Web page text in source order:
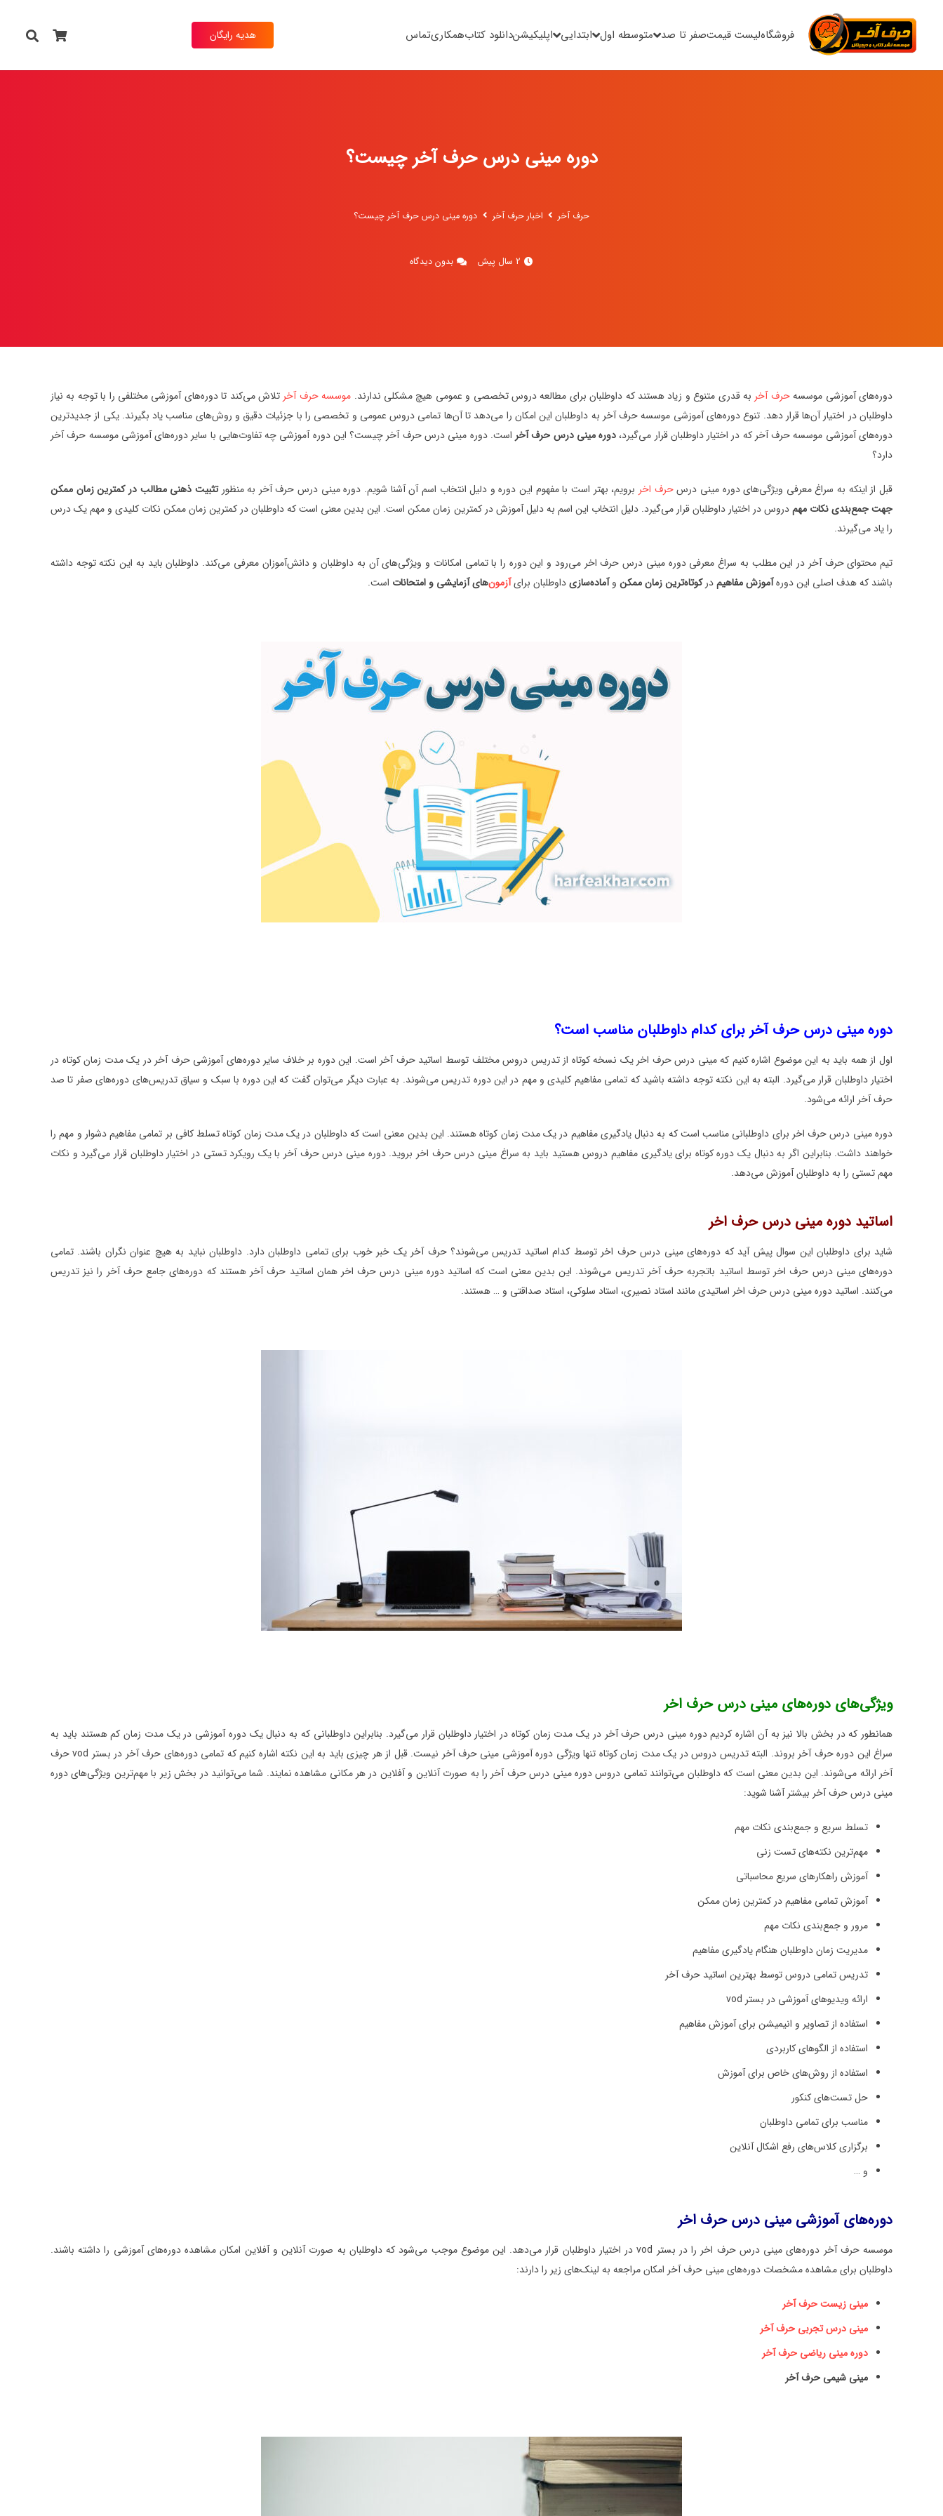
فروشگاهلیست قیمتصفر تا صد متوسطه اول ابتدایی اپلیکیشندانلود کتابهمکاریتماس هدیه رایگان
دوره مینی درس حرف آخر چیست؟
حرف آخر اخبار حرف آخر دوره مینی درس حرف آخر چیست؟
2 سال پیش بدون دیدگاه
دوره‌های آموزشی موسسهحرف آخر به قدری متنوع و زیاد هستند که داوطلبان برای مطالعه دروس تخصصی و عمومی هیچ مشکلی ندارند. موسسه حرف آخر تلاش می‌کند تا دوره‌های آموزشی مختلفی را با توجه به نیاز
داوطلبان در اختیار آن‌ها قرار دهد. تنوع دوره‌های آموزشی موسسه حرف آخر به داوطلبان این امکان را می‌دهد تا آن‌ها تمامی دروس عمومی و تخصصی را با جزئیات دقیق و روش‌های مناسب یاد بگیرند. یکی از جدیدترین
دوره‌های آموزشی موسسه حرف آخر که در اختیار داوطلبان قرار می‌گیرد،دوره مینی درس حرف آخر است. دوره مینی درس حرف آخر چیست؟ این دوره آموزشی چه تفاوت‌هایی با سایر دوره‌های آموزشی موسسه حرف آخر
دارد؟
قبل از اینکه به سراغ معرفی ویژگی‌های دوره مینی درسحرف اخر برویم، بهتر است با مفهوم این دوره و دلیل انتخاب اسم آن آشنا شویم. دوره مینی درس حرف آخر به منظورتثبیت ذهنی مطالب در کمترین زمان ممکن
جهت جمع‌بندی نکات مهمدروس در اختیار داوطلبان قرار می‌گیرد. دلیل انتخاب این اسم به دلیل آموزش در کمترین زمان ممکن است. این بدین معنی است که داوطلبان در کمترین زمان ممکن نکات کلیدی و مهم یک درس
را یاد می‌گیرند.
تیم محتوای حرف آخر در این مطلب به سراغ معرفی دوره مینی درس حرف اخر می‌رود و این دوره را با تمامی امکانات و ویژگی‌های آن به داوطلبان و دانش‌آموزان معرفی می‌کند. داوطلبان باید به این نکته توجه داشته
باشند که هدف اصلی این دورهآموزش مفاهیمدرکوتاه‌ترین زمان ممکن وآماده‌سازیداوطلبان برایآزمون‌های آزمایشی و امتحانات است.
دوره مینی درس حرف آخر برای کدام داوطلبان مناسب است؟
اول از همه باید به این موضوع اشاره کنیم که مینی درس حرف اخر یک نسخه کوتاه از تدریس دروس مختلف توسط اساتید حرف آخر است. این دوره بر خلاف سایر دوره‌های آموزشی حرف آخر در یک مدت زمان کوتاه در
اختیار داوطلبان قرار می‌گیرد. البته به این نکته توجه داشته باشید که تمامی مفاهیم کلیدی و مهم در این دوره تدریس می‌شوند. به عبارت دیگر می‌توان گفت که این دوره با سبک و سیاق تدریس‌های دوره‌های صفر تا صد
حرف آخر ارائه می‌شود.
دوره مینی درس حرف اخر برای داوطلبانی مناسب است که به دنبال یادگیری مفاهیم در یک مدت زمان کوتاه هستند. این بدین معنی است که داوطلبان در یک مدت زمان کوتاه تسلط کافی بر تمامی مفاهیم دشوار و مهم را
خواهند داشت. بنابراین اگر به دنبال یک دوره کوتاه برای یادگیری مفاهیم دروس هستید باید به سراغ مینی درس حرف اخر بروید. دوره مینی درس حرف آخر با یک رویکرد تستی در اختیار داوطلبان قرار می‌گیرد و نکات
مهم تستی را به داوطلبان آموزش می‌دهد.
اساتید دوره مینی درس حرف اخر
شاید برای داوطلبان این سوال پیش آید که دوره‌های مینی درس حرف اخر توسط کدام اساتید تدریس می‌شوند؟ حرف آخر یک خبر خوب برای تمامی داوطلبان دارد. داوطلبان نباید به هیچ عنوان نگران باشند. تمامی
دوره‌های مینی درس حرف اخر توسط اساتید باتجربه حرف آخر تدریس می‌شوند. این بدین معنی است که اساتید دوره مینی درس حرف اخر همان اساتید حرف آخر هستند که دوره‌های جامع حرف آخر را نیز تدریس
می‌کنند. اساتید دوره مینی درس حرف اخر اساتیدی مانند استاد نصیری، استاد سلوکی، استاد صداقتی و … هستند.
ویژگی‌های دوره‌های مینی درس حرف اخر
همانطور که در بخش بالا نیز به آن اشاره کردیم دوره مینی درس حرف آخر در یک مدت زمان کوتاه در اختیار داوطلبان قرار می‌گیرد. بنابراین داوطلبانی که به دنبال یک دوره آموزشی در یک مدت زمان کم هستند باید به
سراغ این دوره حرف آخر بروند. البته تدریس دروس در یک مدت زمان کوتاه تنها ویژگی دوره آموزشی مینی حرف آخر نیست. قبل از هر چیزی باید به این نکته اشاره کنیم که تمامی دوره‌های حرف آخر در بستر vod حرف
آخر ارائه می‌شوند. این بدین معنی است که داوطلبان می‌توانند تمامی دروس دوره مینی درس حرف آخر را به صورت آنلاین و آفلاین در هر مکانی مشاهده نمایند. شما می‌توانید در بخش زیر با مهم‌ترین ویژگی‌های دوره
مینی درس حرف آخر بیشتر آشنا شوید:
تسلط سریع و جمع‌بندی نکات مهم
مهم‌ترین نکته‌های تست زنی
آموزش راهکارهای سریع محاسباتی
آموزش تمامی مفاهیم در کمترین زمان ممکن
مرور و جمع‌بندی نکات مهم
مدیریت زمان داوطلبان هنگام یادگیری مفاهیم
تدریس تمامی دروس توسط بهترین اساتید حرف آخر
ارائه ویدیوهای آموزشی در بستر vod
استفاده از تصاویر و انیمیشن برای آموزش مفاهیم
استفاده از الگوهای کاربردی
استفاده از روش‌های خاص برای آموزش
حل تست‌های کنکور
مناسب برای تمامی داوطلبان
برگزاری کلاس‌های رفع اشکال آنلاین
و …
دوره‌های آموزشی مینی درس حرف اخر
موسسه حرف آخر دوره‌های مینی درس حرف اخر را در بستر vod در اختیار داوطلبان قرار می‌دهد. این موضوع موجب می‌شود که داوطلبان به صورت آنلاین و آفلاین امکان مشاهده دوره‌های آموزشی را داشته باشند.
داوطلبان برای مشاهده مشخصات دوره‌های مینی حرف آخر امکان مراجعه به لینک‌های زیر را دارند:
مینی زیست حرف آخر
مینی درس تجربی حرف آخر
دوره مینی ریاضی حرف آخر
مینی شیمی حرف آخر